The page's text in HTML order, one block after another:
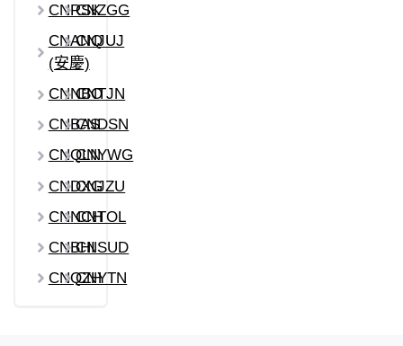
CNRSKCNZGG
CNANQ
(安慶)
CNJUJ
CNNBO
CNTJN
CNBASCNDSN
CNQLNCNYWG
CNDXG
CNJZU
CNNCHCNTOL
CNBHICNSUD
CNQZHCNYTN